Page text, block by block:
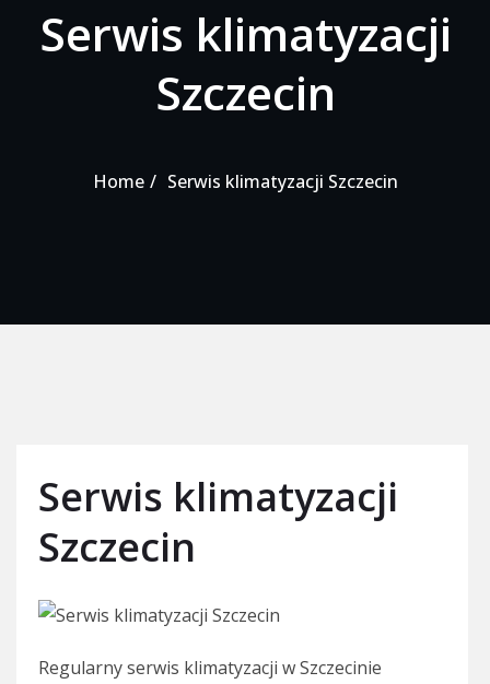
Serwis klimatyzacji
Szczecin
Home Serwis klimatyzacji Szczecin
Serwis klimatyzacji
Szczecin
Regularny serwis klimatyzacji w Szczecinie